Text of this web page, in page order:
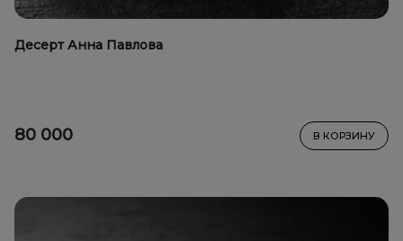
Десерт Анна Павлова
80 000 В КОРЗИНУ